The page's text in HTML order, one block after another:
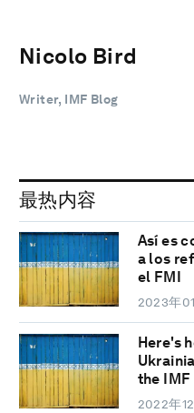
Nicolo Bird
Writer, IMF Blog
最热内容
Así es
a los
el FMI
2023年
Here's
the IMF
2022年